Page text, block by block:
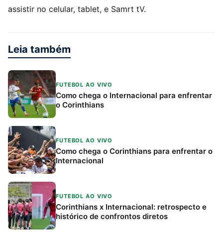
assistir no celular, tablet, e Samrt tV.
Leia também
FUTEBOL AO VIVO
Como chega o Internacional para enfrentar
o Corinthians
FUTEBOL AO VIVO
Como chega o Corinthians para enfrentar o
Internacional
FUTEBOL AO VIVO
Corinthians x Internacional: retrospecto e
histórico de confrontos diretos